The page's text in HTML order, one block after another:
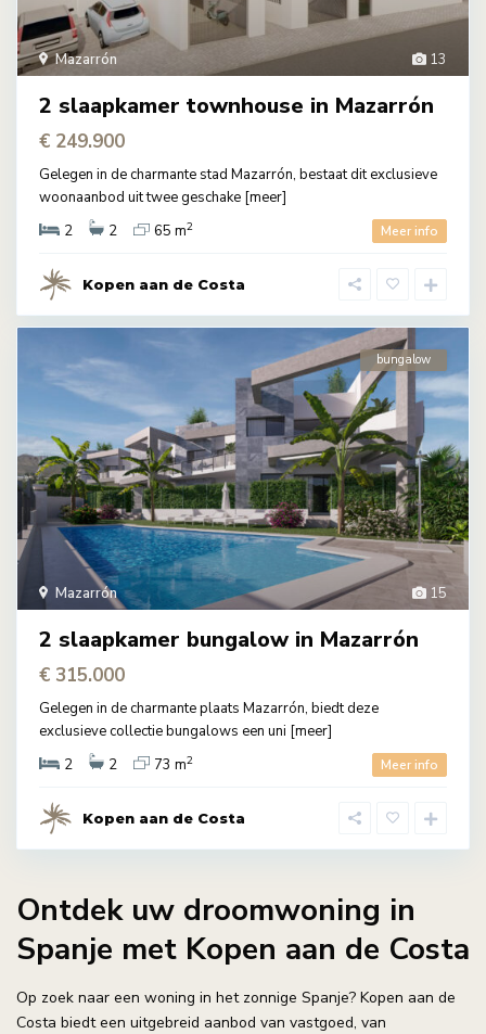
13
Mazarrón
2 slaapkamer townhouse in Mazarrón
€ 249.900
Gelegen in de charmante stad Mazarrón, bestaat dit exclusieve
woonaanbod uit twee geschake [meer]
2
2 65 m2 Meer info
Kopen aan de Costa
15
Mazarrón
bungalow
2 slaapkamer bungalow in Mazarrón
€ 315.000
Gelegen in de charmante plaats Mazarrón, biedt deze
exclusieve collectie bungalows een uni [meer]
2
2 73 m2 Meer info
Kopen aan de Costa
Ontdek uw droomwoning in
Spanje met Kopen aan de Costa
Op zoek naar een woning in het zonnige Spanje? Kopen aan de
Costa biedt een uitgebreid aanbod van vastgoed, van